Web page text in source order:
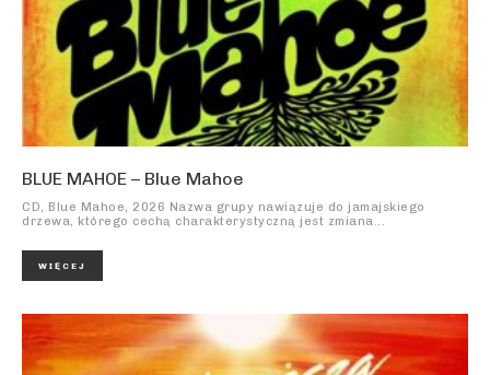
BLUE MAHOE – Blue Mahoe
CD, Blue Mahoe, 2026 Nazwa grupy nawiązuje do jamajskiego
drzewa, którego cechą charakterystyczną jest zmiana...
WIĘCEJ